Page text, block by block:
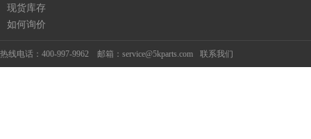
现货库存
如何询价
热线电话：400-997-9962 邮箱：service@5kparts.com 联系我们